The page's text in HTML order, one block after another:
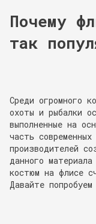
Почему
так
Среди огромного
охоты и рыбалки
выполненные на
часть
производителей
данного
костюм на флисе
Давайте